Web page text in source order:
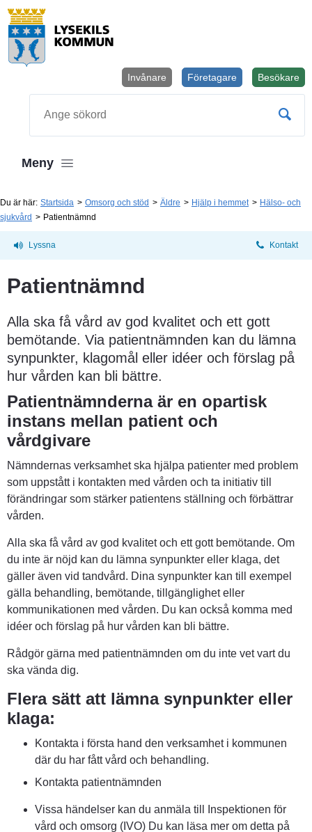
Besökare
Företagare
Invånare
Meny
Du är här: Startsida Omsorg och stöd Äldre Hjälp i hemmet
Hälso- och
sjukvård
Patientnämnd
Lyssna Kontakt
Patientnämnd
Alla ska få vård av god kvalitet och ett gott
bemötande. Via patientnämnden kan du lämna
synpunkter, klagomål eller idéer och förslag på
hur vården kan bli bättre.
Patientnämnderna är en opartisk
instans mellan patient och
vårdgivare
Nämndernas verksamhet ska hjälpa patienter med problem
som uppstått i kontakten med vården och ta initiativ till
förändringar som stärker patientens ställning och förbättrar
vården.
Alla ska få vård av god kvalitet och ett gott bemötande. Om
du inte är nöjd kan du lämna synpunkter eller klaga, det
gäller även vid tandvård. Dina synpunkter kan till exempel
gälla behandling, bemötande, tillgänglighet eller
kommunikationen med vården. Du kan också komma med
idéer och förslag på hur vården kan bli bättre.
Rådgör gärna med patientnämnden om du inte vet vart du
ska vända dig.
Flera sätt att lämna synpunkter eller
klaga:
Kontakta i första hand den verksamhet i kommunen
där du har fått vård och behandling.
Kontakta patientnämnden
Vissa händelser kan du anmäla till Inspektionen för
vård och omsorg (IVO) Du kan läsa mer om detta på